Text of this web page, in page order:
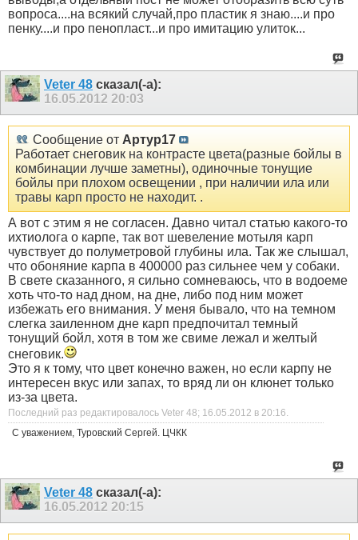
вопроса....на всякий случай,про пластик я знаю....и про
пенку....и про пенопласт...и про имитацию улиток...
Veter 48 сказал(-а):
16.05.2012 20:03
Сообщение от Артур17
Работает снеговик на контрасте цвета(разные бойлы в
комбинации лучше заметны), одиночные тонущие
бойлы при плохом освещении , при наличии ила или
травы карп просто не находит. .
А вот с этим я не согласен. Давно читал статью какого-то
ихтиолога о карпе, так вот шевеление мотыля карп
чувствует до полуметровой глубины ила. Так же слышал,
что обоняние карпа в 400000 раз сильнее чем у собаки.
В свете сказанного, я сильно сомневаюсь, что в водоеме
хоть что-то над дном, на дне, либо под ним может
избежать его внимания. У меня бывало, что на темном
слегка заиленном дне карп предпочитал темный
тонущий бойл, хотя в том же свиме лежал и желтый
снеговик.
Это я к тому, что цвет конечно важен, но если карпу не
интересен вкус или запах, то вряд ли он клюнет только
из-за цвета.
Последний раз редактировалось Veter 48; 16.05.2012 в 20:16.
С уважением, Туровский Сергей. ЦЧКК
Veter 48 сказал(-а):
16.05.2012 20:15